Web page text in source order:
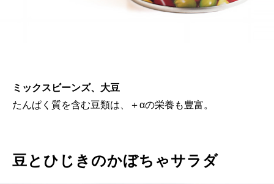
ミックスビーンズ、大豆
たんぱく質を含む豆類は、＋αの栄養も豊富。
豆とひじきのかぼちゃサラダ